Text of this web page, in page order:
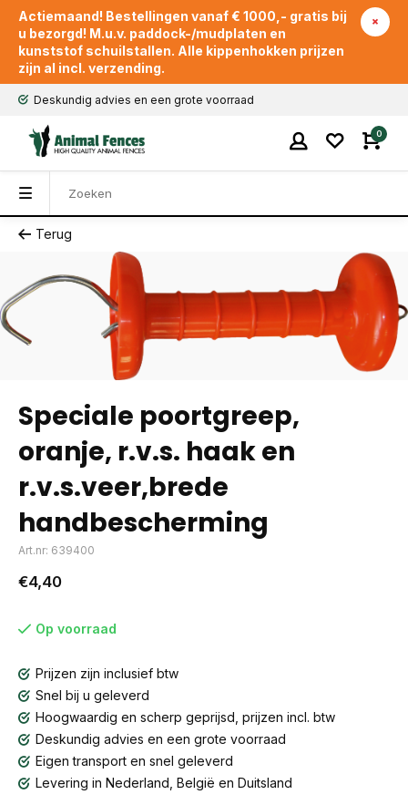
Actiemaand! Bestellingen vanaf € 1000,- gratis bij
u bezorgd! M.u.v. paddock-/mudplaten en
kunststof schuilstallen. Alle kippenhokken prijzen
zijn al incl. verzending.
Deskundig advies en een grote voorraad
0
Terug
Speciale poortgreep,
oranje, r.v.s. haak en
r.v.s.veer,brede
handbescherming
Art.nr: 639400
€4,40
Op voorraad
Prijzen zijn inclusief btw
Snel bij u geleverd
Hoogwaardig en scherp geprijsd, prijzen incl. btw
Deskundig advies en een grote voorraad
Eigen transport en snel geleverd
Levering in Nederland, België en Duitsland